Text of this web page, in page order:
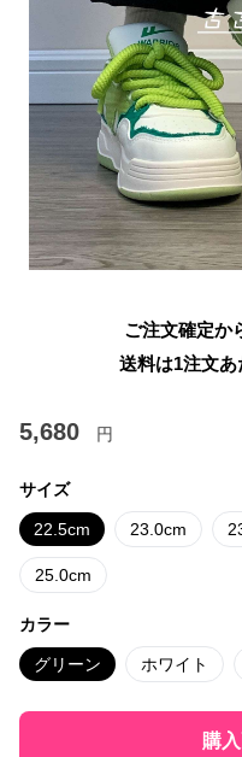
ご注文確定か
送料は1注文あ
5,680 円
サイズ
22.5cm 23.0cm
25.0cm
カラー
グリーン ホワイト
購